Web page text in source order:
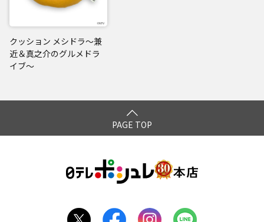
クッション メシドラ～兼
近＆真之介のグルメドラ
イブ～
PAGE TOP